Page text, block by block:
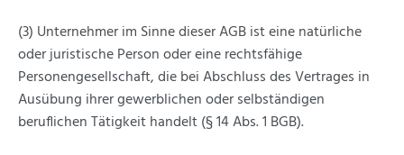
(3) Unternehmer im Sinne dieser AGB ist eine natürliche
oder juristische Person oder eine rechtsfähige
Personengesellschaft, die bei Abschluss des Vertrages in
Ausübung ihrer gewerblichen oder selbständigen
beruflichen Tätigkeit handelt (§ 14 Abs. 1 BGB).